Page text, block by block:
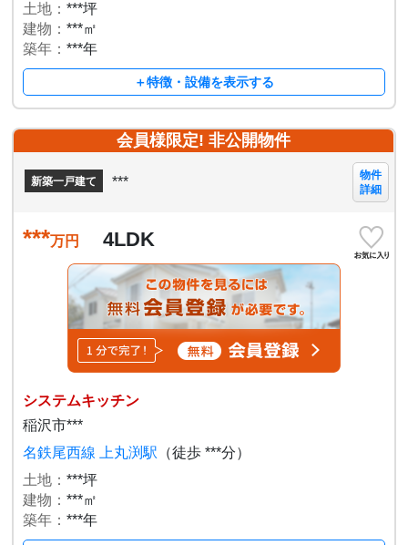
土地：***坪
建物：***㎡
築年：***年
＋特徴・設備を表示する
会員様限定! 非公開物件
新築一戸建て ***
物件
詳細
***万円 4LDK
システムキッチン
稲沢市***
名鉄尾西線 上丸渕駅 （徒歩 ***分）
土地：***坪
建物：***㎡
築年：***年